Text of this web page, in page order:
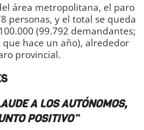
área metropolitana, el paro
personas, y el total se queda
(99.792 demandantes;
que hace un año), alrededor
provincial.
A LOS AUTÓNOMOS,
POSITIVO”